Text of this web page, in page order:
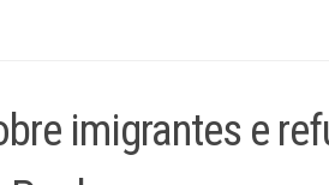
imigrantes e